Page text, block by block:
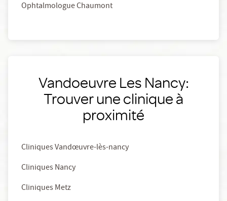
Ophtalmologue Chaumont
Vandoeuvre Les Nancy:
Trouver une clinique à
proximité
Cliniques Vandœuvre-lès-nancy
Cliniques Nancy
Cliniques Metz